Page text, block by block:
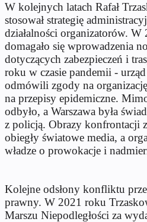
W kolejnych latach Rafał
stosował strategię
działalności organizatorów.
domagało się wprowadzenia
dotyczących zabezpieczeń i
roku w czasie pandemii -
odmówili zgody na
na przepisy epidemiczne.
odbyło, a Warszawa była
z policją. Obrazy konfrontacji
obiegły światowe media, a
władze o prowokacje i
Kolejne odsłony konfliktu
prawny. W 2021 roku
Marszu Niepodległości za